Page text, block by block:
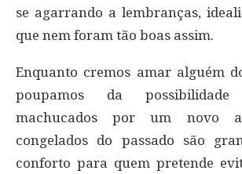
se agarrando a lembranças,
que nem foram tão boas assim.
Enquanto cremos amar alguém
poupamos da
machucados por um novo
congelados do passado são
conforto para quem pretende